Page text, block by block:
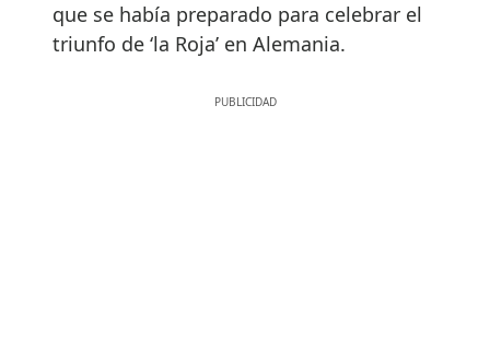
que se había preparado para celebrar el
triunfo de ‘la Roja’ en Alemania.